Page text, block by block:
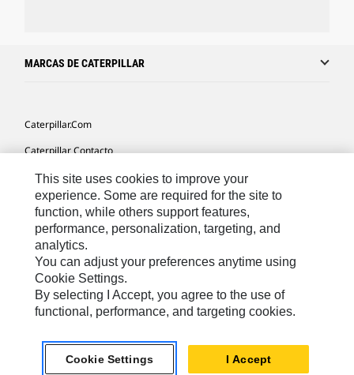
MARCAS DE CATERPILLAR
Caterpillar.com
Caterpillar Contacto
Mis Preferencias De Marketing
Site Map
Cookie Settings
Legal
Privacy
US- Español© 2026 Caterpillar. Todos los derechos reservados.
This site uses cookies to improve your
experience. Some are required for the site to
function, while others support features,
performance, personalization, targeting, and
analytics.
You can adjust your preferences anytime using
Cookie Settings.
By selecting I Accept, you agree to the use of
functional, performance, and targeting cookies.
Cookie Settings I Accept